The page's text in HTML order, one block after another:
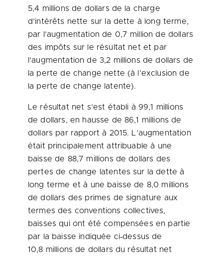
5,4 millions de dollars de la charge
d’intérêts nette sur la dette à long terme,
par l’augmentation de 0,7 million de dollars
des impôts sur le résultat net et par
l’augmentation de 3,2 millions de dollars de
la perte de change nette (à l’exclusion de
la perte de change latente).
Le résultat net s’est établi à 99,1 millions
de dollars, en hausse de 86,1 millions de
dollars par rapport à 2015. L’augmentation
était principalement attribuable à une
baisse de 88,7 millions de dollars des
pertes de change latentes sur la dette à
long terme et à une baisse de 8,0 millions
de dollars des primes de signature aux
termes des conventions collectives,
baisses qui ont été compensées en partie
par la baisse indiquée ci‑dessus de
10,8 millions de dollars du résultat net